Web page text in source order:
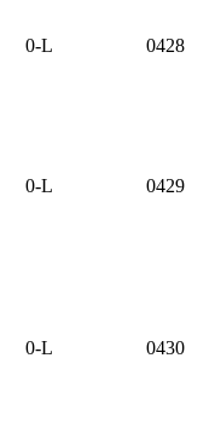
0‑L 0428
0‑L 0429
0‑L 0430